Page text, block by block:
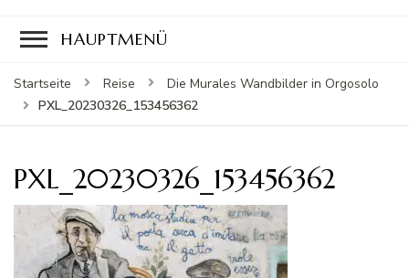
HAUPTMENÜ
Startseite Reise
Die Murales Wandbilder in Orgosolo
PXL_20230326_153456362
PXL_20230326_153456362